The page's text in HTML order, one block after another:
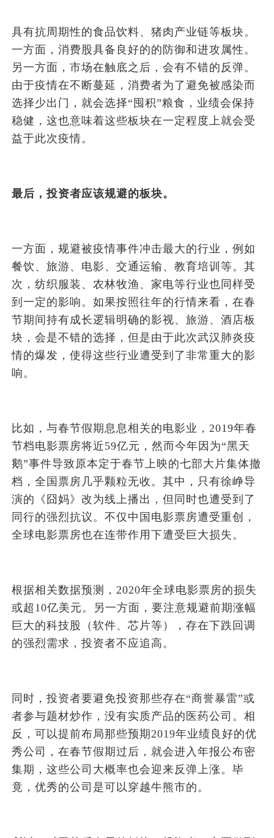
具有抗周期性的食品饮料、猪肉产业链等板块。
一方面，消费股具备良好的的防御和进攻属性。
另一方面，市场在触底之后，会有不错的反弹。
由于疫情在不断蔓延，消费者为了避免被感染而
选择少出门，就会选择“囤积”粮食，业绩会保持
稳健，这也意味着这些板块在一定程度上就会受
益于此次疫情。
最后，投资者应该规避的板块。
一方面，规避被疫情事件冲击最大的行业，例如
餐饮、旅游、电影、交通运输、教育培训等。其
次，纺织服装、农林牧渔、家电等行业也同样受
到一定的影响。如果按照往年的行情来看，在春
节期间持有成长逻辑明确的影视、旅游、酒店板
块，会是不错的选择，但是由于此次武汉肺炎疫
情的爆发，使得这些行业遭受到了非常重大的影
响。
比如，与春节假期息息相关的电影业，2019年春
节档电影票房将近59亿元，然而今年因为“黑天
鹅”事件导致原本定于春节上映的七部大片集体撤
档，全国票房几乎颗粒无收。其中，只有徐峥导
演的《囧妈》改为线上播出，但同时也遭受到了
同行的强烈抗议。不仅中国电影票房遭受重创，
全球电影票房也在连带作用下遭受巨大损失。
根据相关数据预测，2020年全球电影票房的损失
或超10亿美元。另一方面，要注意规避前期涨幅
巨大的科技股（软件、芯片等），存在下跌回调
的强烈需求，投资者不应追高。
同时，投资者要避免投资那些存在“商誉暴雷”或
者参与题材炒作，没有实质产品的医药公司。相
反，可以提前布局那些预期2019年业绩良好的优
秀公司，在春节假期过后，就会进入年报公布密
集期，这些公司大概率也会迎来反弹上涨。毕
竟，优秀的公司是可以穿越牛熊市的。